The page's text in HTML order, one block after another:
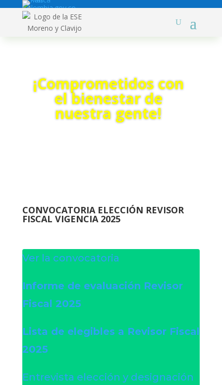
¡Comprometidos con
el bienestar de
nuestra gente!
CONVOCATORIA ELECCIÓN REVISOR
FISCAL VIGENCIA 2025
Ver la convocatoria
Informe de evaluación Revisor
Fiscal 2025
Lista de elegibles a Revisor Fiscal
2025
Entrevista elección y designación